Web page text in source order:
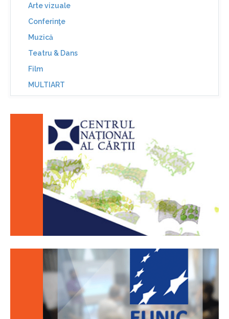
Arte vizuale
Conferinţe
Muzică
Teatru & Dans
Film
MULTIART